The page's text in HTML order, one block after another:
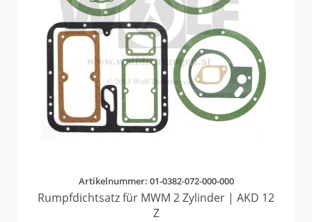
Artikelnummer: 01-0382-072-000-000
Rumpfdichtsatz für MWM 2 Zylinder | AKD 12
Z